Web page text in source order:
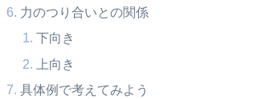
力のつり合いとの関係
下向き
上向き
具体例で考えてみよう